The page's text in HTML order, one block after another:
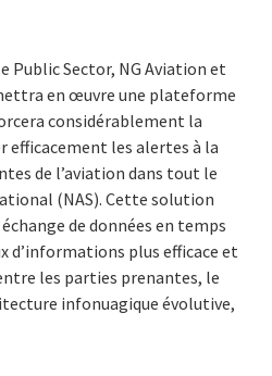
Public Sector, NG Aviation et
en œuvre une plateforme
considérablement la
efficacement les alertes à la
de l’aviation dans tout le
(NAS). Cette solution
de données en temps
d’informations plus efficace et
les parties prenantes, le
infonuagique évolutive,